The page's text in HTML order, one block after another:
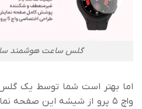
گلس ساعت هوشمند
اما بهتر است شما توسط یک
واچ 5 پرو از شیشه این صفحه